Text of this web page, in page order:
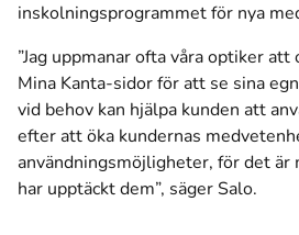
inskolningsprogrammet för nya
”Jag uppmanar ofta våra optiker att
Mina Kanta-sidor för att se sina
vid behov kan hjälpa kunden att
efter att öka kundernas
användningsmöjligheter, för det är
har upptäckt dem”, säger Salo.